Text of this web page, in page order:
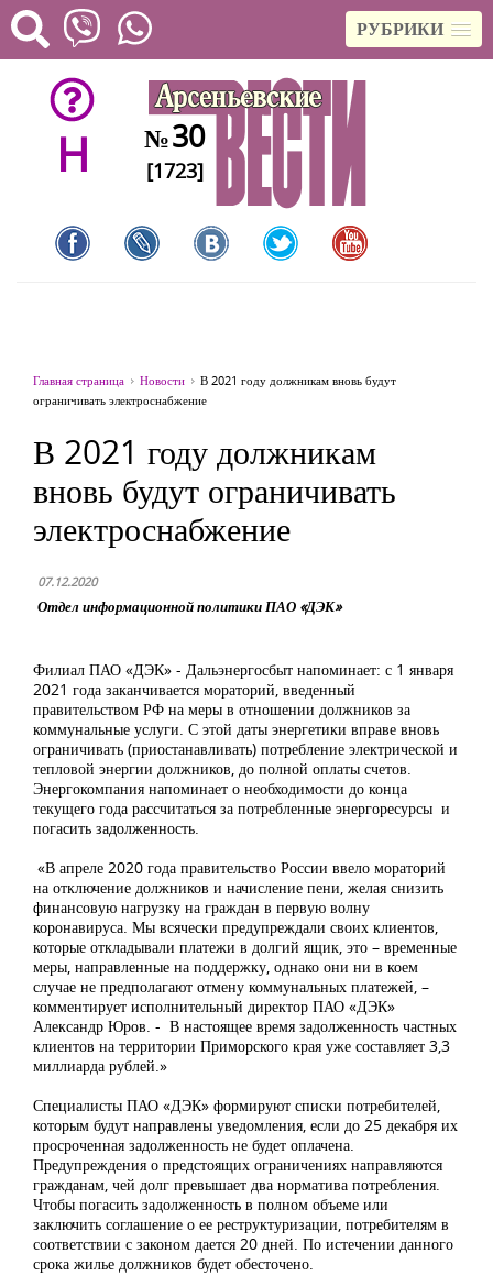
РУБРИКИ
H №30
[1723]
Главная страница Новости
В 2021 году должникам вновь будут
ограничивать электроснабжение
В 2021 году должникам
вновь будут ограничивать
электроснабжение
07.12.2020
Отдел информационной политики ПАО «ДЭК»
Филиал ПАО «ДЭК» - Дальэнергосбыт напоминает: с 1 января
2021 года заканчивается мораторий, введенный
правительством РФ на меры в отношении должников за
коммунальные услуги. С этой даты энергетики вправе вновь
ограничивать (приостанавливать) потребление электрической и
тепловой энергии должников, до полной оплаты счетов.
Энергокомпания напоминает о необходимости до конца
текущего года рассчитаться за потребленные энергоресурсы и
погасить задолженность.
«В апреле 2020 года правительство России ввело мораторий
на отключение должников и начисление пени, желая снизить
финансовую нагрузку на граждан в первую волну
коронавируса. Мы всячески предупреждали своих клиентов,
которые откладывали платежи в долгий ящик, это – временные
меры, направленные на поддержку, однако они ни в коем
случае не предполагают отмену коммунальных платежей, –
комментирует исполнительный директор ПАО «ДЭК»
Александр Юров. - В настоящее время задолженность частных
клиентов на территории Приморского края уже составляет 3,3
миллиарда рублей.»
Специалисты ПАО «ДЭК» формируют списки потребителей,
которым будут направлены уведомления, если до 25 декабря их
просроченная задолженность не будет оплачена.
Предупреждения о предстоящих ограничениях направляются
гражданам, чей долг превышает два норматива потребления.
Чтобы погасить задолженность в полном объеме или
заключить соглашение о ее реструктуризации, потребителям в
соответствии с законом дается 20 дней. По истечении данного
срока жилье должников будет обесточено.